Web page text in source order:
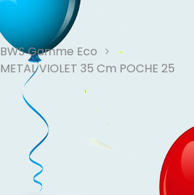
BWS Gamme Eco
METAL VIOLET 35 Cm POCHE 25